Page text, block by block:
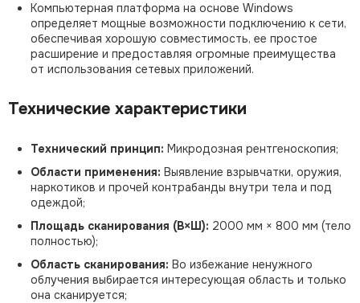
Компьютерная платформа на основе Windows
определяет мощные возможности подключению к сети,
обеспечивая хорошую совместимость, ее простое
расширение и предоставляя огромные преимущества
от использования сетевых приложений.
Технические характеристики
Технический принцип: Микродозная рентгеноскопия;
Области применения: Выявление взрывчатки, оружия,
наркотиков и прочей контрабанды внутри тела и под
одеждой;
Площадь сканирования (В×Ш): 2000 мм × 800 мм (тело
полностью);
Область сканирования: Во избежание ненужного
облучения выбирается интересующая область и только
она сканируется;